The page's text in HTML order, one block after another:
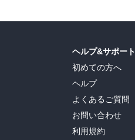
ヘルプ&サポート
初めての方へ
ヘルプ
よくあるご質問
お問い合わせ
利用規約